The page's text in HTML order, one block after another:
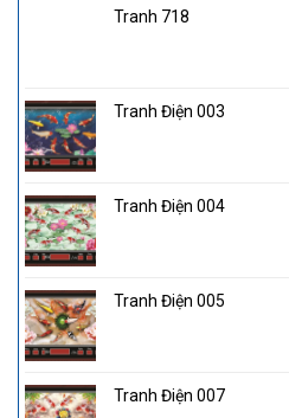
Tranh 718
Tranh Điện 003
Tranh Điện 004
Tranh Điện 005
Tranh Điện 007